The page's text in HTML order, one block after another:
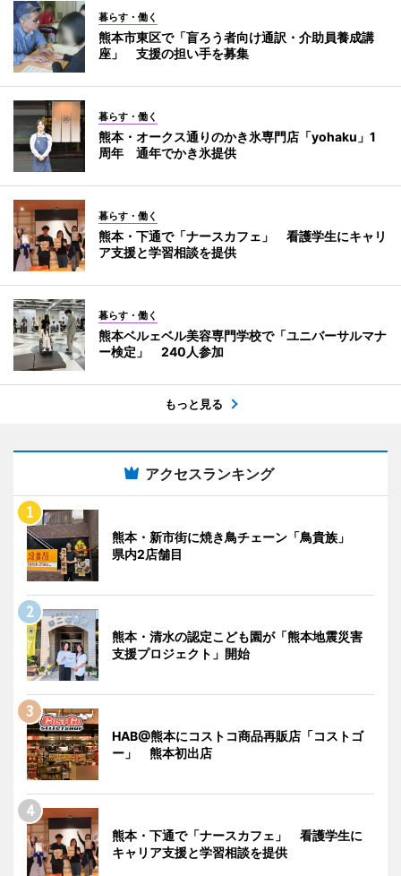
暮らす・働く
熊本市東区で「盲ろう者向け通訳・介助員養成講
座」 支援の担い手を募集
暮らす・働く
熊本・オークス通りのかき氷専門店「yohaku」1
周年 通年でかき氷提供
暮らす・働く
熊本・下通で「ナースカフェ」 看護学生にキャリ
ア支援と学習相談を提供
暮らす・働く
熊本ベルェベル美容専門学校で「ユニバーサルマナ
ー検定」 240人参加
もっと見る
アクセスランキング
熊本・新市街に焼き鳥チェーン「鳥貴族」
県内2店舗目
熊本・清水の認定こども園が「熊本地震災害
支援プロジェクト」開始
HAB@熊本にコストコ商品再販店「コストゴ
ー」 熊本初出店
熊本・下通で「ナースカフェ」 看護学生に
キャリア支援と学習相談を提供